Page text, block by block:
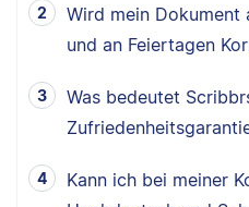
Wird mein Dokument
und an Feiertagen
Was bedeutet
Kann ich bei meiner